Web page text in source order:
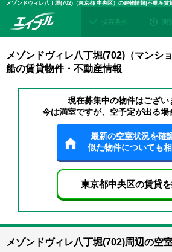
メゾンドヴィレ八丁堀(702)（東京都 中央区）の建物情報|不動産賃
保存条件 閲
メゾンドヴィレ八丁堀(702)（マンシ
船の賃貸物件・不動産情報
現在募集中の物件はござい
今は満室ですが、空予定が出る場
最新の空室状況を確
似た物件についても
東京都中央区の賃貸
メゾンドヴィレ八丁堀(702)周辺の空